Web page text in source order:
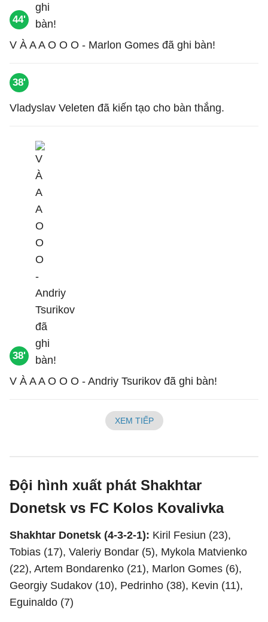
44'
V À A A O O O - Marlon Gomes đã ghi bàn!
38'
Vladyslav Veleten đã kiến tạo cho bàn thắng.
38'
V À A A O O O - Andriy Tsurikov đã ghi bàn!
XEM TIẾP
Đội hình xuất phát Shakhtar
Donetsk vs FC Kolos Kovalivka
Shakhtar Donetsk (4-3-2-1): Kiril Fesiun (23),
Tobias (17), Valeriy Bondar (5), Mykola Matvienko
(22), Artem Bondarenko (21), Marlon Gomes (6),
Georgiy Sudakov (10), Pedrinho (38), Kevin (11),
Eguinaldo (7)